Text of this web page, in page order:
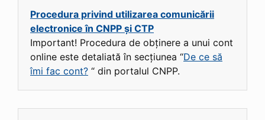
Procedura privind utilizarea comunicării
electronice în CNPP și CTP
Important! Procedura de obținere a unui cont
online este detaliată în secțiunea “De ce să
îmi fac cont? “ din portalul CNPP.